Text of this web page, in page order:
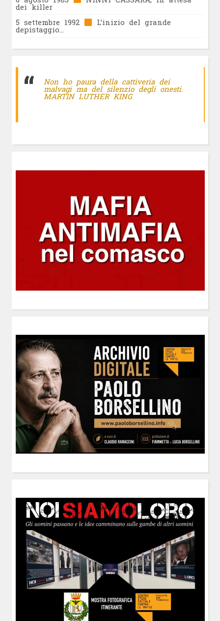
dei killer
5 settembre 1992
L’inizio del grande
depistaggio…
Non ho paura della cattiveria dei
malvagi ma del silenzio degli onesti.
MARTIN LUTHER KING